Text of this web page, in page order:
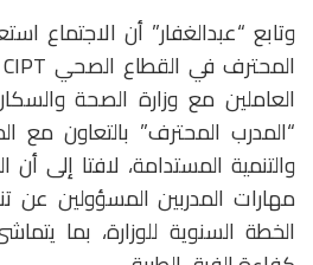
وتابع “عبدالغفار” أن الاجتماع
العاملين مع وزارة الصحة
“المدرب المحترف” بالتعاون مع
والتنمية المستدامة، لافتا إلى
مهارات المدربين المسؤولين عن
الخطة السنوية للوزارة، بما